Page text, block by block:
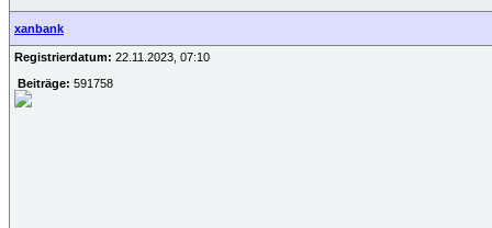
xanbank
Registrierdatum: 22.11.2023, 07:10
Beiträge: 591758